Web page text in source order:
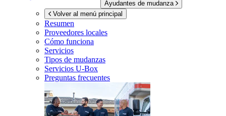
Ayudantes de mudanza
Volver al menú principal
Resumen
Proveedores locales
Cómo funciona
Servicios
Tipos de mudanzas
Servicios U-Box
Preguntas frecuentes